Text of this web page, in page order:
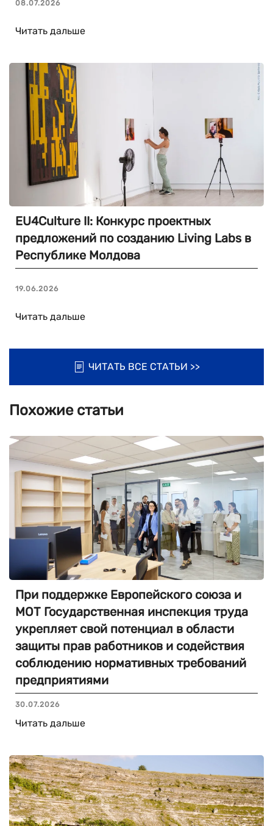
08.07.2026
Читать дальше
EU4Culture II: Конкурс проектных
предложений по созданию Living Labs в
Республике Молдова
19.06.2026
Читать дальше
ЧИТАТЬ ВСЕ СТАТЬИ >>
Похожие статьи
При поддержке Европейского союза и
МОТ Государственная инспекция труда
укрепляет свой потенциал в области
защиты прав работников и содействия
соблюдению нормативных требований
предприятиями
30.07.2026
Читать дальше